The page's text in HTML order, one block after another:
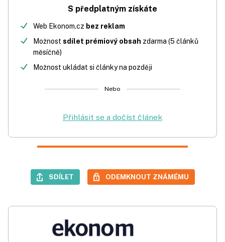
S předplatným získáte
Web Ekonom.cz bez reklam
Možnost sdílet prémiový obsah zdarma (5 článků
měsíčně)
Možnost ukládat si články na později
Nebo
Přihlásit se a dočíst článek
SDÍLET ODEMKNOUT ZNÁMÉMU